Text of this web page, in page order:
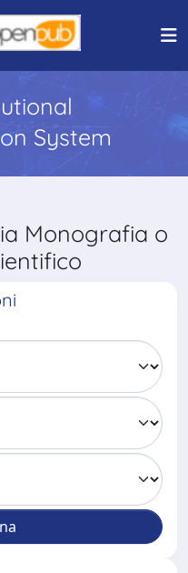
System
Monografia o